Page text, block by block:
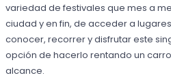
variedad de festivales que mes a
ciudad y en fin, de acceder a
conocer, recorrer y disfrutar este
opción de hacerlo rentando un
alcance.